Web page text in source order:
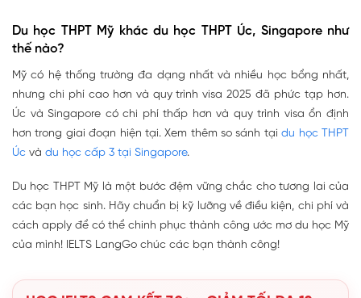
Du học THPT Mỹ khác du học THPT Úc, Singapore như
thế nào?
Mỹ có hệ thống trường đa dạng nhất và nhiều học bổng nhất,
nhưng chi phí cao hơn và quy trình visa 2025 đã phức tạp hơn.
Úc và Singapore có chi phí thấp hơn và quy trình visa ổn định
hơn trong giai đoạn hiện tại. Xem thêm so sánh tạidu học THPT
Úc và du học cấp 3 tại Singapore.
Du học THPT Mỹ là một bước đệm vững chắc cho tương lai của
các bạn học sinh. Hãy chuẩn bị kỹ lưỡng về điều kiện, chi phí và
cách apply để có thể chinh phục thành công ước mơ du học Mỹ
của mình! IELTS LangGo chúc các bạn thành công!